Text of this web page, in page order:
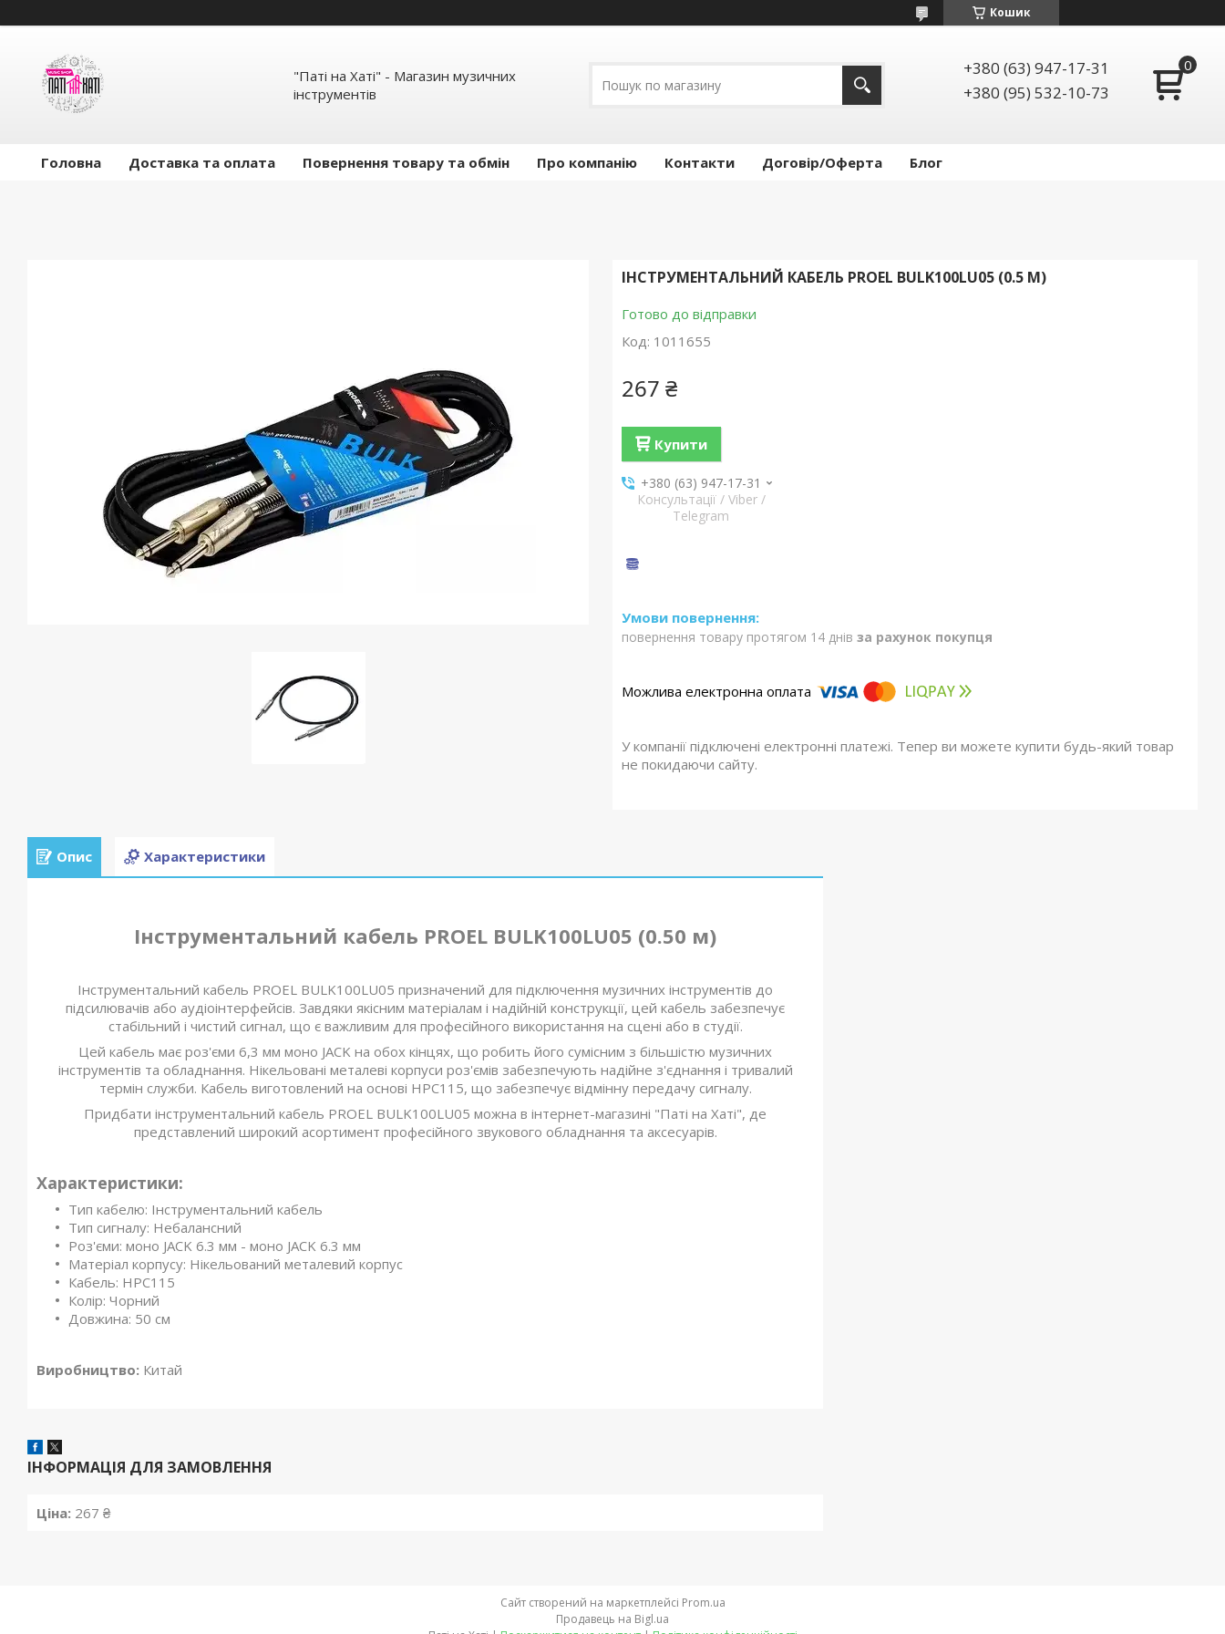
Кошик
"Паті на Хаті" - Магазин музичних
інструментів
+380 (63) 947-17-31
+380 (95) 532-10-73
Головна Доставка та оплата Повернення товару та обмін Про компанію Контакти Договір/Оферта Блог
ІНСТРУМЕНТАЛЬНИЙ КАБЕЛЬ PROEL BULK100LU05 (0.5 М)
Готово до відправки
Код: 1011655
267 ₴
Купити
+380 (63) 947-17-31
Консультації / Viber /
Telegram
повернення товару протягом 14 днів за рахунок покупця
У компанії підключені електронні платежі. Тепер ви можете купити будь-який товар
не покидаючи сайту.
Опис Характеристики
Інструментальний кабель PROEL BULK100LU05 (0.50 м)
Інструментальний кабель PROEL BULK100LU05 призначений для підключення музичних інструментів до
підсилювачів або аудіоінтерфейсів. Завдяки якісним матеріалам і надійній конструкції, цей кабель забезпечує
стабільний і чистий сигнал, що є важливим для професійного використання на сцені або в студії.
Цей кабель має роз'єми 6,3 мм моно JACK на обох кінцях, що робить його сумісним з більшістю музичних
інструментів та обладнання. Нікельовані металеві корпуси роз'ємів забезпечують надійне з'єднання і тривалий
термін служби. Кабель виготовлений на основі HPC115, що забезпечує відмінну передачу сигналу.
Придбати інструментальний кабель PROEL BULK100LU05 можна в інтернет-магазині "Паті на Хаті", де
представлений широкий асортимент професійного звукового обладнання та аксесуарів.
Характеристики:
Тип кабелю: Інструментальний кабель
Тип сигналу: Небалансний
Роз'єми: моно JACK 6.3 мм - моно JACK 6.3 мм
Матеріал корпусу: Нікельований металевий корпус
Кабель: HPC115
Колір: Чорний
Довжина: 50 см
Виробництво: Китай
ІНФОРМАЦІЯ ДЛЯ ЗАМОВЛЕННЯ
Ціна: 267 ₴
Сайт створений на маркетплейсі Prom.ua
Продавець на Bigl.ua